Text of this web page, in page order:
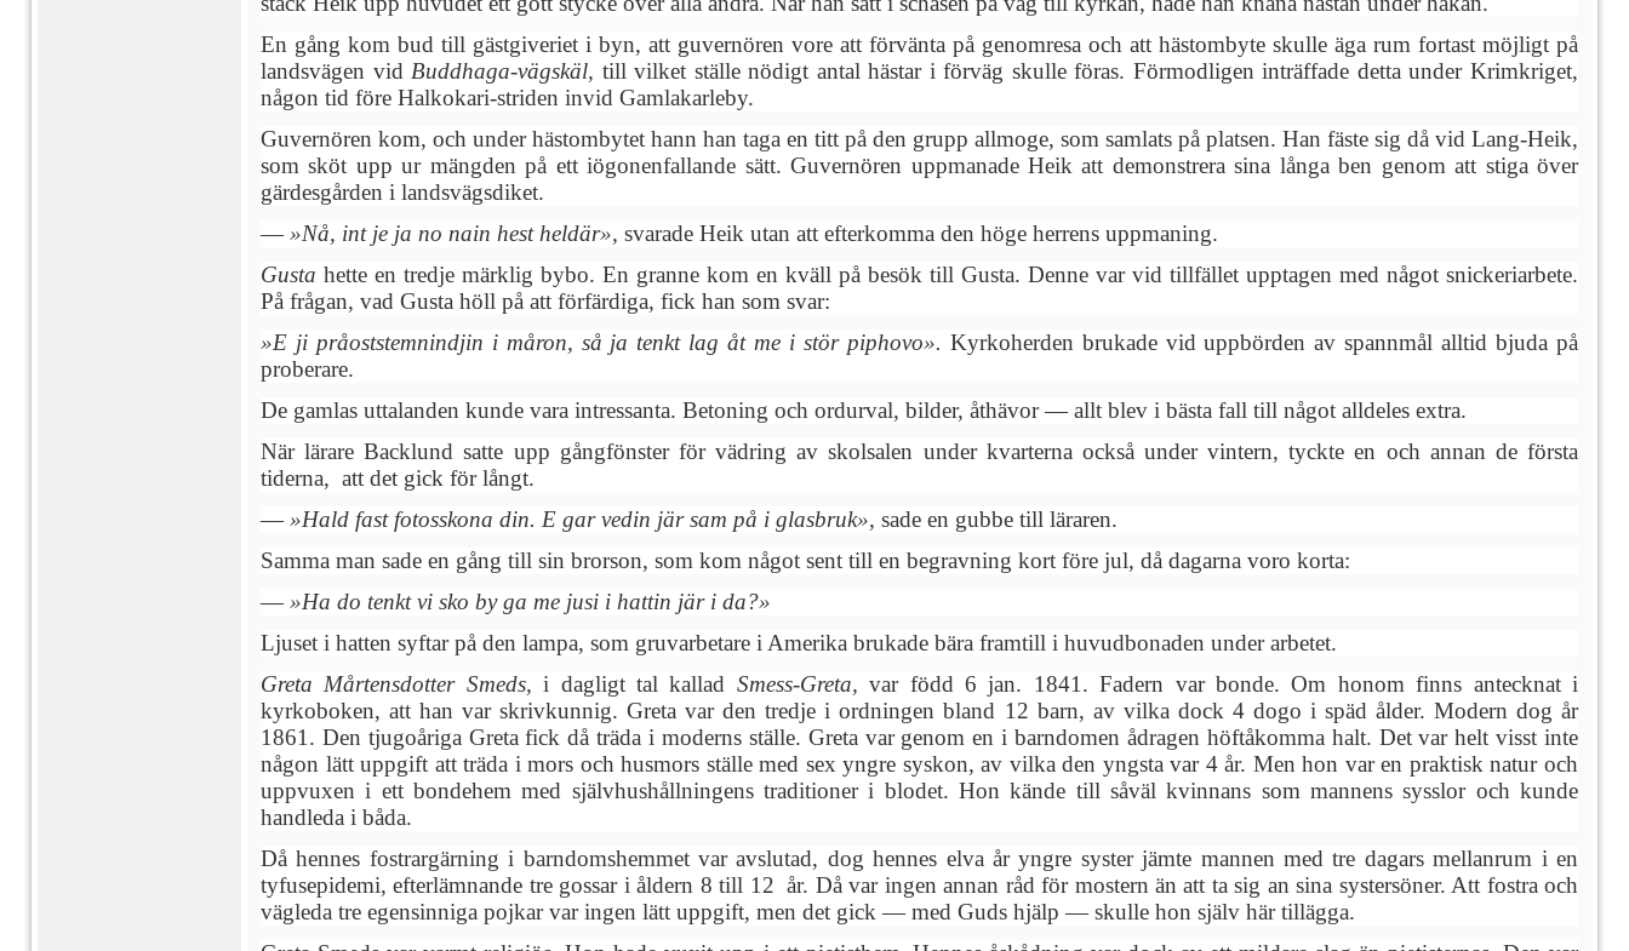
En gång kom bud till gästgiveriet i byn, att guvernören vore att förvänta på genomresa och att hästombyte skulle äga rum fortast möjligt på
landsvägen vid Buddhaga-vägskäl, till vilket ställe nödigt antal hästar i förväg skulle föras. Förmodligen inträffade detta under Krimkriget,
någon tid före Halkokari-striden invid Gamlakarleby.
Guvernören kom, och under hästombytet hann han taga en titt på den grupp allmoge, som samlats på platsen. Han fäste sig då vid Lang-Heik,
som sköt upp ur mängden på ett iögonenfallande sätt. Guvernören uppmanade Heik att demonstrera sina långa ben genom att stiga över
gärdesgården i landsvägsdiket.
—»Nå, int je ja no nain hest heldär», svarade Heik utan att efterkomma den höge herrens uppmaning.
Gusta hette en tredje märklig bybo. En granne kom en kväll på besök till Gusta. Denne var vid tillfället upptagen med något snickeriarbete.
På frågan, vad Gusta höll på att förfärdiga, fick han som svar:
»E ji pråoststemnindjin i måron, så ja tenkt lag åt me i stör piphovo». Kyrkoherden brukade vid uppbörden av spannmål alltid bjuda på
proberare.
De gamlas uttalanden kunde vara intressanta. Betoning och ordurval, bilder, åthävor — allt blev i bästa fall till något alldeles extra.
När lärare Backlund satte upp gångfönster för vädring av skolsalen under kvarterna också under vintern, tyckte en och annan de första
tiderna, att det gick för långt.
—»Hald fast fotosskona din. E gar vedin jär sam på i glasbruk», sade en gubbe till läraren.
Samma man sade en gång till sin brorson, som kom något sent till en begravning kort före jul, då dagarna voro korta:
—»Ha do tenkt vi sko by ga me jusi i hattin jär i da?»
Ljuset i hatten syftar på den lampa, som gruvarbetare i Amerika brukade bära framtill i huvudbonaden under arbetet.
Greta Mårtensdotter Smeds,i dagligt tal kallad Smess-Greta,var född 6 jan. 1841. Fadern var bonde. Om honom finns antecknat i
kyrkoboken, att han var skrivkunnig. Greta var den tredje i ordningen bland 12 barn, av vilka dock 4 dogo i späd ålder. Modern dog år
1861. Den tjugoåriga Greta fick då träda i moderns ställe. Greta var genom en i barndomen ådragen höftåkomma halt. Det var helt visst inte
någon lätt uppgift att träda i mors och husmors ställe med sex yngre syskon, av vilka den yngsta var 4 år. Men hon var en praktisk natur och
uppvuxen i ett bondehem med självhushållningens traditioner i blodet. Hon kände till såväl kvinnans som mannens sysslor och kunde
handleda i båda.
Då hennes fostrargärning i barndomshemmet var avslutad, dog hennes elva år yngre syster jämte mannen med tre dagars mellanrum i en
tyfusepidemi, efterlämnande tre gossar i åldern 8 till 12 år. Då var ingen annan råd för mostern än att ta sig an sina systersöner. Att fostra och
vägleda tre egensinniga pojkar var ingen lätt uppgift, men det gick — med Guds hjälp — skulle hon själv här tillägga.